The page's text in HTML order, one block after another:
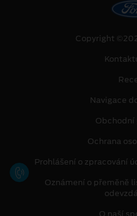
Copyright
Navigace
Obchodní
Ochrana
Prohlášení o zpracování
Oznámení o přeměně